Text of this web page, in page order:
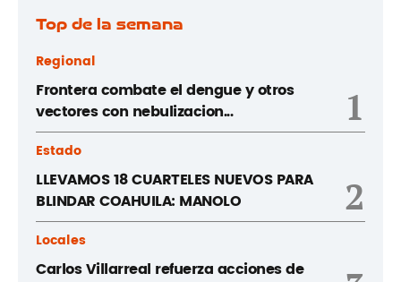
Top de la semana
Regional
Frontera combate el dengue y otros
vectores con nebulizacion...
1
Estado
LLEVAMOS 18 CUARTELES NUEVOS PARA
BLINDAR COAHUILA: MANOLO
2
Locales
Carlos Villarreal refuerza acciones de